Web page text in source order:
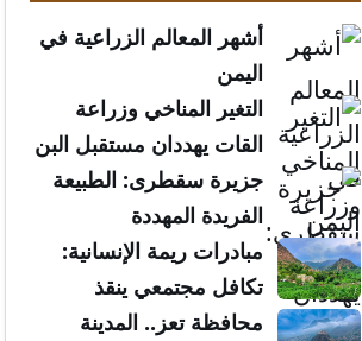
أشهر المعالم الزراعية في
اليمن
التغير المناخي وزراعة
القات يهددان مستقبل البن
الخولاني
جزيرة سقطرى: الطبيعة
الفريدة المهددة
مبادرات ريمة الإنسانية:
تكافل مجتمعي ينقذ
الأرواح
محافظة تعز.. المدينة